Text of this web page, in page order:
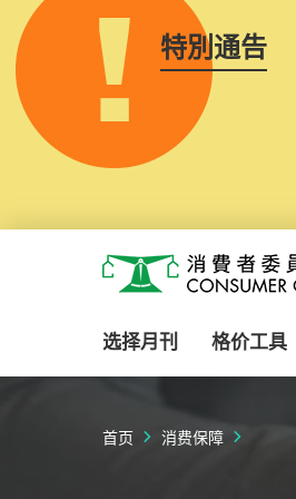
特別通告
消费者委员会
选择月刊 格价工具
首页 消费保障